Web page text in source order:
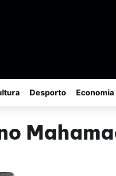
Desporto Economia